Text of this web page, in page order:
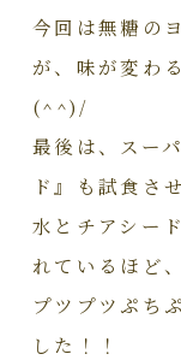
今回は無糖の
が、味が変わ
(^^)/
最後は、スー
ド』も試食さ
水とチアシー
れているほど
プツプツぷち
した！！